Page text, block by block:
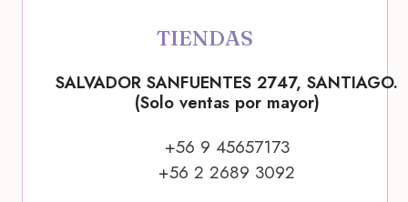
TIENDAS
SALVADOR SANFUENTES 2747, SANTIAGO.
(Solo ventas por mayor)
+56 9 45657173
+56 2 2689 3092